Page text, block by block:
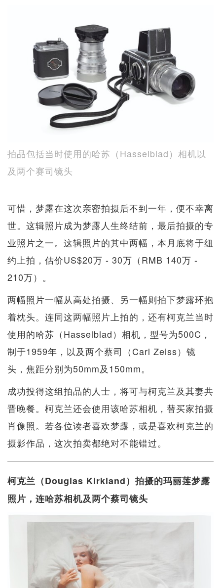
拍品包括当时使用的哈苏（Hasselblad）相机以
及两个赛司镜头
可惜，梦露在这次亲密拍摄后不到一年，便不幸离
世。这辑照片成为梦露人生终结前，最后拍摄的专
业照片之一。这辑照片的其中两幅，本月底将于纽
约上拍，估价US$20万 - 30万（RMB 140万 -
210万）。
两幅照片一幅从高处拍摄、另一幅则拍下梦露环抱
着枕头。连同这两幅照片上拍的，还有柯克兰当时
使用的哈苏（Hasselblad）相机，型号为500C，
制于1959年，以及两个蔡司（Carl Zeiss）镜
头，焦距分别为50mm及150mm。
成功投得这组拍品的人士，将可与柯克兰及其妻共
晋晚餐。柯克兰还会使用该哈苏相机，替买家拍摄
肖像照。若各位读者喜欢梦露，或是喜欢柯克兰的
摄影作品，这次拍卖都绝对不能错过。
柯克兰（Douglas Kirkland）拍摄的玛丽莲梦露
照片，连哈苏相机及两个蔡司镜头